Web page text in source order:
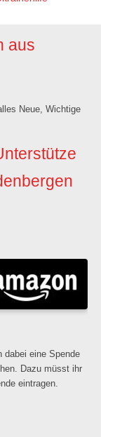
aus
Neue, Wichtige
dabei eine Spende
Dazu müsst ihr
eintragen.